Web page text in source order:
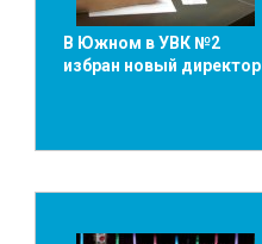
В Южном в УВК №2
избран новый директор